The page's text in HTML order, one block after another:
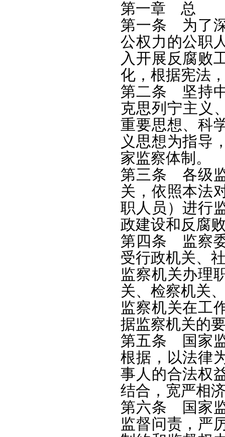
第一章 总
第一条 为了
公权力的公职
入开展反腐败
化，根据宪法
第二条 坚持
克思列宁主义
重要思想、科
义思想为指导
家监察体制。
第三条 各级
关，依照本法
职人员）进行
政建设和反腐
第四条 监察
受行政机关、
监察机关办理
关、检察机关
监察机关在工
据监察机关的
第五条 国家
根据，以法律
事人的合法权
结合，宽严相
第六条 国家
监督问责，严